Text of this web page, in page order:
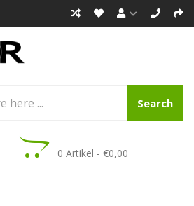
Search
0 Artikel - €0,00